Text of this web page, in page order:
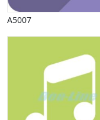
Stjernetegn,
Sundhed, sygdom
Trafik, færdsel
Udsalg og andre
Underholdning,
Vinter
A5007